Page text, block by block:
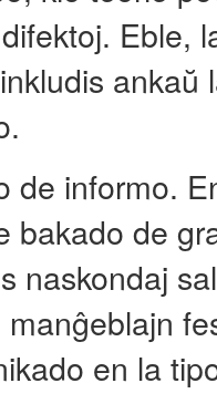
Eble,
de informo.
bakado de
naskondaj
manĝeblajn
en la